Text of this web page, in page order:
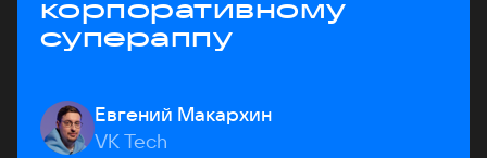
корпоративному
супераппу
Евгений Макархин
VK Tech